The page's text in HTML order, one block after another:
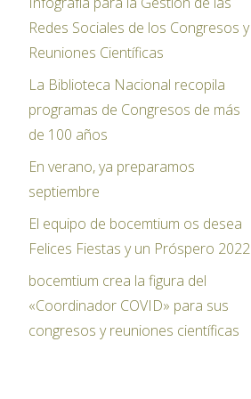
Redes Sociales de los Congresos y
Reuniones Científicas
La Biblioteca Nacional recopila
programas de Congresos de más
de 100 años
En verano, ya preparamos
septiembre
El equipo de bocemtium os desea
Felices Fiestas y un Próspero 2022
bocemtium crea la figura del
«Coordinador COVID» para sus
congresos y reuniones científicas